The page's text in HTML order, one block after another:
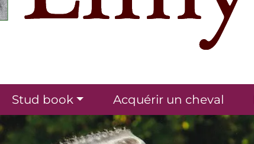
Stud book Acquérir un cheval